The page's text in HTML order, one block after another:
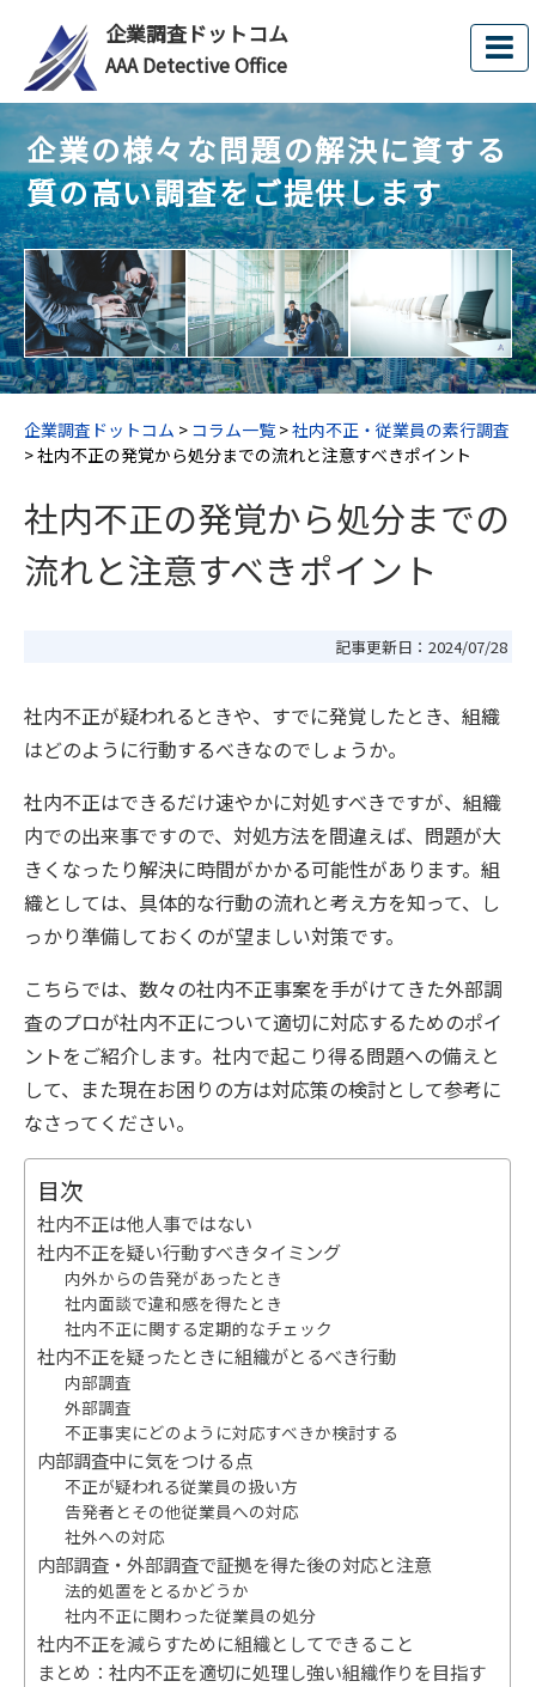
企業調査ドットコム
AAA Detective Office
企業の様々な問題の解決に資する
質の高い調査をご提供します
企業調査ドットコム > コラム一覧 >社内不正・従業員の素行調査
>社内不正の発覚から処分までの流れと注意すべきポイント
社内不正の発覚から処分までの
流れと注意すべきポイント
記事更新日： 2024/07/28
社内不正が疑われるときや、すでに発覚したとき、組織
はどのように行動するべきなのでしょうか。
社内不正はできるだけ速やかに対処すべきですが、組織
内での出来事ですので、対処方法を間違えば、問題が大
きくなったり解決に時間がかかる可能性があります。組
織としては、具体的な行動の流れと考え方を知って、し
っかり準備しておくのが望ましい対策です。
こちらでは、数々の社内不正事案を手がけてきた外部調
査のプロが社内不正について適切に対応するためのポイ
ントをご紹介します。社内で起こり得る問題への備えと
して、また現在お困りの方は対応策の検討として参考に
なさってください。
目次
社内不正は他人事ではない
社内不正を疑い行動すべきタイミング
内外からの告発があったとき
社内面談で違和感を得たとき
社内不正に関する定期的なチェック
社内不正を疑ったときに組織がとるべき行動
内部調査
外部調査
不正事実にどのように対応すべきか検討する
内部調査中に気をつける点
不正が疑われる従業員の扱い方
告発者とその他従業員への対応
社外への対応
内部調査・外部調査で証拠を得た後の対応と注意
法的処置をとるかどうか
社内不正に関わった従業員の処分
社内不正を減らすために組織としてできること
まとめ：社内不正を適切に処理し強い組織作りを目指す